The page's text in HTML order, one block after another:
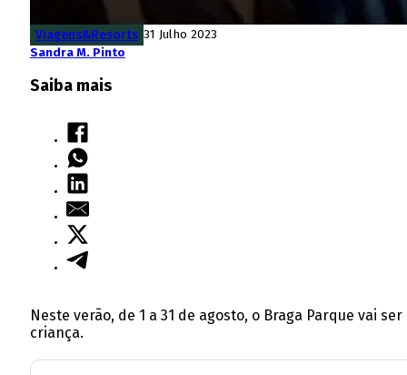
Viagens&Resorts 31 Julho 2023
Sandra M. Pinto
Saiba mais
Neste verão, de 1 a 31 de agosto, o Braga Parque vai
criança.